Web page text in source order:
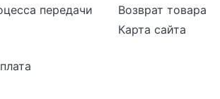
передачи
Возврат товара
Карта сайта